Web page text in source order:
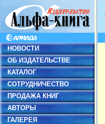
НОВОСТИ
ОБ ИЗДАТЕЛЬСТВЕ
КАТАЛОГ
СОТРУДНИЧЕСТВО
ПРОДАЖА КНИГ
АВТОРЫ
ГАЛЕРЕЯ